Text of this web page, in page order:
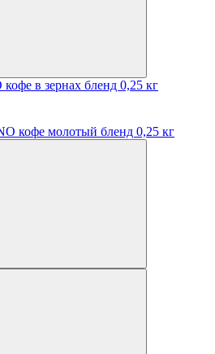
в зернах бленд 0,25 кг